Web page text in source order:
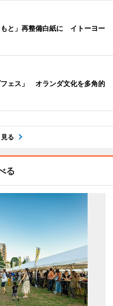
もと」再整備白紙に イトーヨー
ェス」 オランダ文化を多角的
る
る